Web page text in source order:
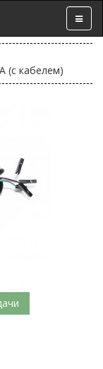
(с кабелем)